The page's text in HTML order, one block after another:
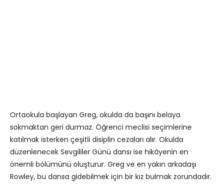
Ortaokula başlayan Greg, okulda da başını belaya
sokmaktan geri durmaz. Öğrenci meclisi seçimlerine
katılmak isterken çeşitli disiplin cezaları alır. Okulda
düzenlenecek Sevgililer Günü dansı ise hikâyenin en
önemli bölümünü oluşturur. Greg ve en yakın arkadaşı
Rowley, bu dansa gidebilmek için bir kız bulmak zorundadır.